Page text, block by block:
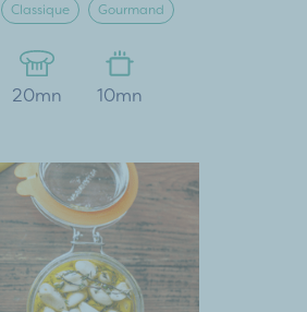
Classique Gourmand
20mn 10mn